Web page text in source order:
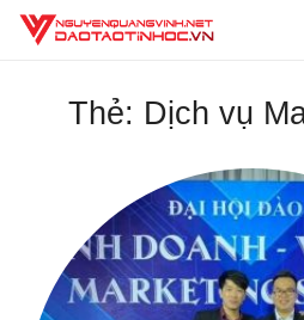
Dịch vụ
Sách
Thẻ: Dịch vụ